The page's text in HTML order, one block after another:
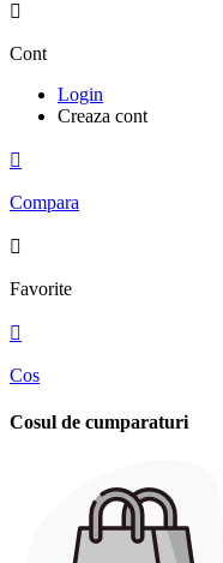

Cont
Login
Creaza cont

Compara

Favorite

Cos
Cosul de cumparaturi